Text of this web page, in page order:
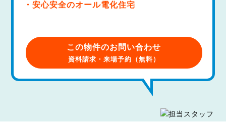
・安心安全のオール電化住宅
この物件のお問い合わせ
資料請求・来場予約（無料）